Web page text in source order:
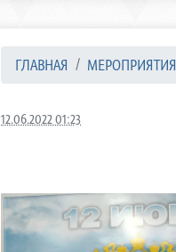
ГЛАВНАЯ МЕРОПРИЯТИЯ
12.06.2022 01:23